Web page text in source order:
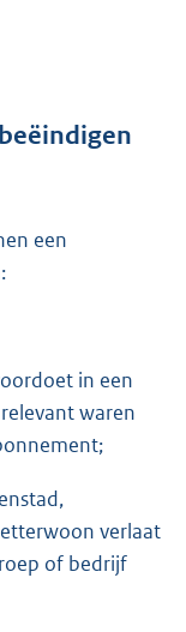
een
in een
waren
verlaat
of bedrijf